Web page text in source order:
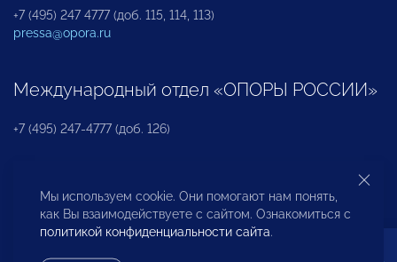
+7 (495) 247 4777 (доб. 115, 114, 113)
pressa@opora.ru
Международный отдел «ОПОРЫ РОССИИ»
+7 (495) 247-4777 (доб. 126)
Бюро по защите прав предпринимателей и
инвесторов
Мы используем cookie. Они помогают нам понять,
как Вы взаимодействуете с сайтом. Ознакомиться с
политикой конфиденциальности сайта.